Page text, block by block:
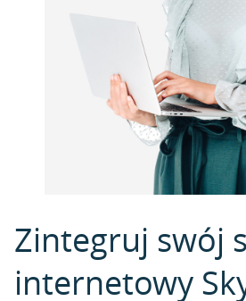
Zintegruj swój
internetowy